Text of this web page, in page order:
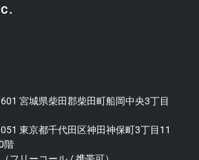
宮城県柴田郡柴田町船岡中央3丁目
東京都千代田区神田神保町3丁目11
階